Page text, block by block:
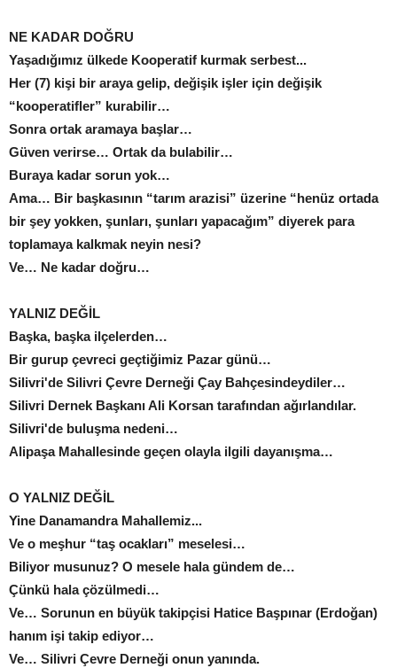
NE KADAR DOĞRU
Yaşadığımız ülkede Kooperatif kurmak serbest...
Her (7) kişi bir araya gelip, değişik işler için değişik
“kooperatifler” kurabilir…
Sonra ortak aramaya başlar…
Güven verirse… Ortak da bulabilir…
Buraya kadar sorun yok…
Ama… Bir başkasının “tarım arazisi” üzerine “henüz ortada
bir şey yokken, şunları, şunları yapacağım” diyerek para
toplamaya kalkmak neyin nesi?
Ve… Ne kadar doğru…
YALNIZ DEĞİL
Başka, başka ilçelerden…
Bir gurup çevreci geçtiğimiz Pazar günü…
Silivri'de Silivri Çevre Derneği Çay Bahçesindeydiler…
Silivri Dernek Başkanı Ali Korsan tarafından ağırlandılar.
Silivri'de buluşma nedeni…
Alipaşa Mahallesinde geçen olayla ilgili dayanışma…
O YALNIZ DEĞİL
Yine Danamandra Mahallemiz...
Ve o meşhur “taş ocakları” meselesi…
Biliyor musunuz? O mesele hala gündem de…
Çünkü hala çözülmedi…
Ve… Sorunun en büyük takipçisi Hatice Başpınar (Erdoğan)
hanım işi takip ediyor…
Ve… Silivri Çevre Derneği onun yanında.